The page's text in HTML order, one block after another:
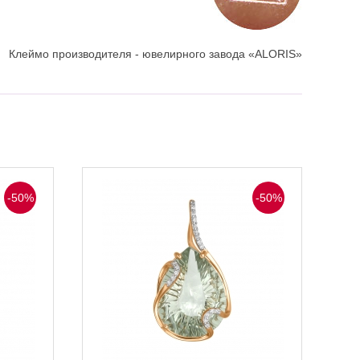
Клеймо производителя - ювелирного завода «ALORIS»
-50% -50%